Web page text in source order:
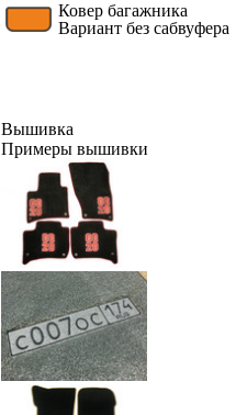
Ковер багажника
Вариант без сабвуфера
Вышивка
Примеры вышивки